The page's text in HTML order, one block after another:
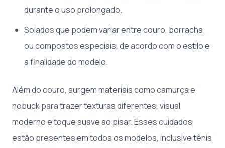
durante o uso prolongado.
Solados que podem variar entre couro, borracha
ou compostos especiais, de acordo com o estilo e
a finalidade do modelo.
Além do couro, surgem materiais como camurça e
nobuck para trazer texturas diferentes, visual
moderno e toque suave ao pisar. Esses cuidados
estão presentes em todos os modelos, inclusive tênis